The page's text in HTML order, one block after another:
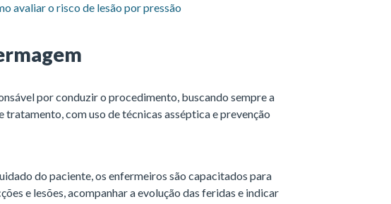
avaliar o risco de lesão por pressão
por conduzir o procedimento, buscando sempre a
tratamento, com uso de técnicas asséptica e prevenção
do paciente, os enfermeiros são capacitados para
e lesões, acompanhar a evolução das feridas e indicar